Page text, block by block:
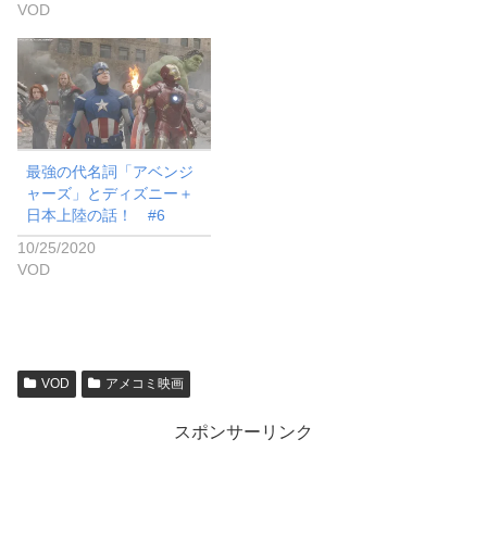
VOD
最強の代名詞「アベンジ
ャーズ」とディズニー＋
日本上陸の話！ #6
10/25/2020
VOD
VOD アメコミ映画
スポンサーリンク